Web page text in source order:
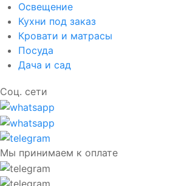
Освещение
Кухни под заказ
Кровати и матрасы
Посуда
Дача и сад
Соц. сети
Мы принимаем к оплате